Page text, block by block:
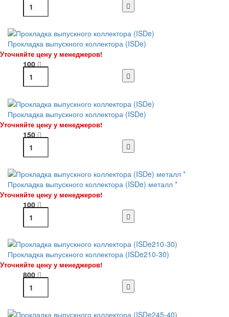
Прокладка выпускного коллектора (ISDe)
Уточняйте цену у менеджеров!
100
Прокладка выпускного коллектора (ISDe)
Уточняйте цену у менеджеров!
150
Прокладка выпускного коллектора (ISDe) металл *
Уточняйте цену у менеджеров!
100
Прокладка выпускного коллектора (ISDe210-30)
Уточняйте цену у менеджеров!
800